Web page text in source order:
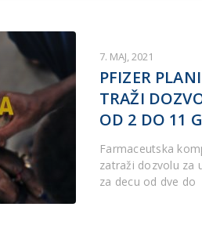
7. MAJ, 2021
PFIZER
TRAŽI
OD 2 DO 11
Farmaceutska
zatraži dozvolu za
za decu od dve do